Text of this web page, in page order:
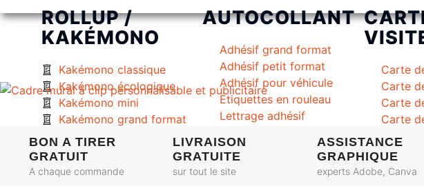
ROLLUP /
KAKÉMONO
Kakémono classique
Kakémono écologique
Kakémono mini
Kakémono grand format
Kakémono premium
Kakémono recto-verso
Kakémono extérieur
AUTOCOLLANT
Adhésif grand format
Adhésif petit format
Adhésif pour véhicule
Etiquettes en rouleau
Lettrage adhésif
Ruban adhésif
Carte
Carte
Carte
Carte
Carte
Carte
BON A TIRER
GRATUIT
A chaque commande
LIVRAISON
GRATUITE
sur tout le site
ASSISTANCE
GRAPHIQUE
experts Adobe, Canva